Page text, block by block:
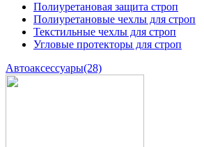
Полиуретановая защита строп
Полиуретановые чехлы для строп
Текстильные чехлы для строп
Угловые протекторы для строп
Автоаксессуары(28)